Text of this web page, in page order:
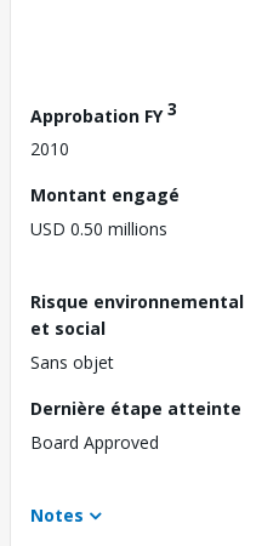
Approbation FY3
2010
Montant engagé
USD 0.50 millions
Risque environnemental
et social
Sans objet
Dernière étape atteinte
Board Approved
Notes